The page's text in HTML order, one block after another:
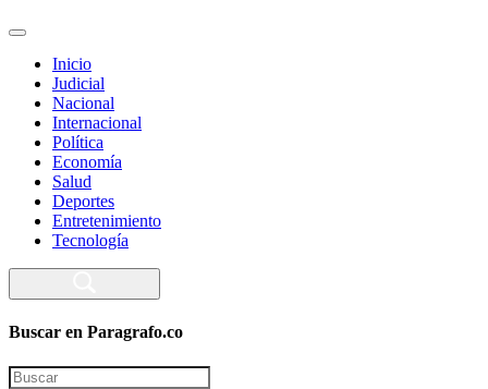
Inicio
Judicial
Nacional
Internacional
Política
Economía
Salud
Deportes
Entretenimiento
Tecnología
Buscar en Paragrafo.co
Search